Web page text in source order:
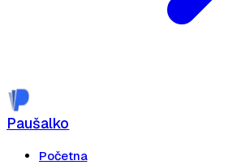
Paušalko
Početna